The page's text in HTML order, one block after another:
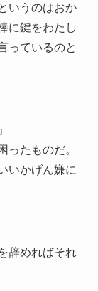
いうのはおか
に鍵をわたし
っているのと
ったものだ。
いかげん嫌に
辞めればそれ